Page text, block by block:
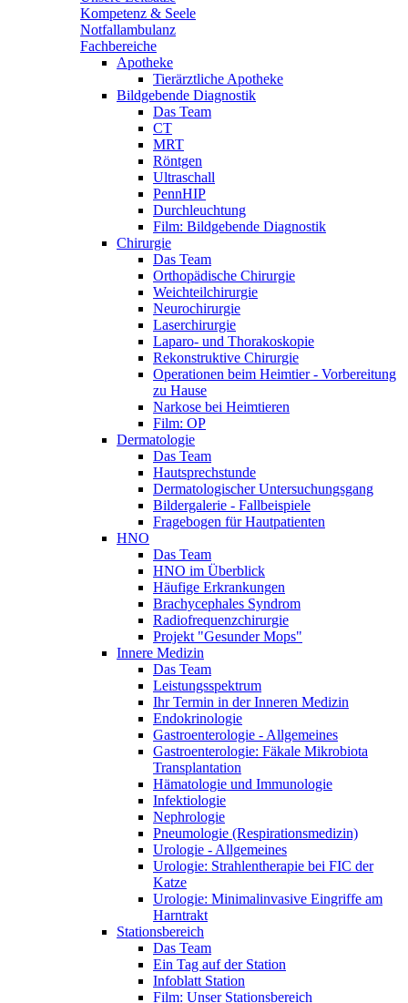
Kompetenz & Seele
Notfallambulanz
Fachbereiche
Apotheke
Tierärztliche Apotheke
Bildgebende Diagnostik
Das Team
CT
MRT
Röntgen
Ultraschall
PennHIP
Durchleuchtung
Film: Bildgebende Diagnostik
Chirurgie
Das Team
Orthopädische Chirurgie
Weichteilchirurgie
Neurochirurgie
Laserchirurgie
Laparo- und Thorakoskopie
Rekonstruktive Chirurgie
Operationen beim Heimtier - Vorbereitung
zu Hause
Narkose bei Heimtieren
Film: OP
Dermatologie
Das Team
Hautsprechstunde
Dermatologischer Untersuchungsgang
Bildergalerie - Fallbeispiele
Fragebogen für Hautpatienten
HNO
Das Team
HNO im Überblick
Häufige Erkrankungen
Brachycephales Syndrom
Radiofrequenzchirurgie
Projekt "Gesunder Mops"
Innere Medizin
Das Team
Leistungsspektrum
Ihr Termin in der Inneren Medizin
Endokrinologie
Gastroenterologie - Allgemeines
Gastroenterologie: Fäkale Mikrobiota
Transplantation
Hämatologie und Immunologie
Infektiologie
Nephrologie
Pneumologie (Respirationsmedizin)
Urologie - Allgemeines
Urologie: Strahlentherapie bei FIC der
Katze
Urologie: Minimalinvasive Eingriffe am
Harntrakt
Stationsbereich
Das Team
Ein Tag auf der Station
Infoblatt Station
Film: Unser Stationsbereich